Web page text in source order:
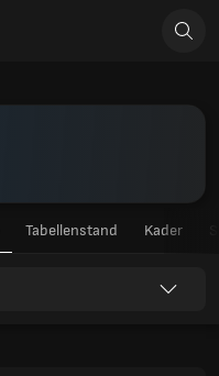
Tabellenstand Kader